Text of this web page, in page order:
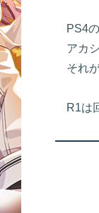
PS4
アカ
それ
R1は